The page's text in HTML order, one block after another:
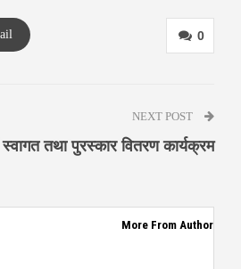
0
NEXT POST
स्वागत तथा पुरस्कार वितरण कार्यक्रम
More From Author